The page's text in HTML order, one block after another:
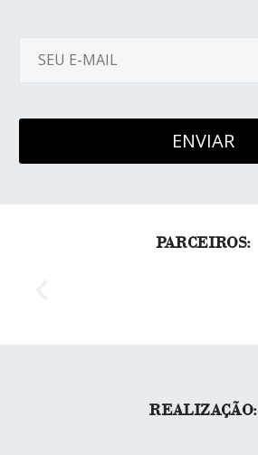
PARCEIROS:
REALIZAÇÃO: